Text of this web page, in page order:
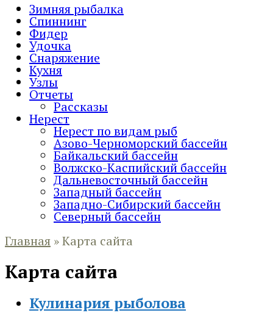
Зимняя рыбалка
Спиннинг
Фидер
Удочка
Снаряжение
Кухня
Узлы
Отчеты
Рассказы
Нерест
Нерест по видам рыб
Азово-Черноморский бассейн
Байкальский бассейн
Волжско-Каспийский бассейн
Дальневосточный бассейн
Западный бассейн
Западно-Сибирский бассейн
Северный бассейн
Главная »Карта сайта
Карта сайта
Кулинария рыболова